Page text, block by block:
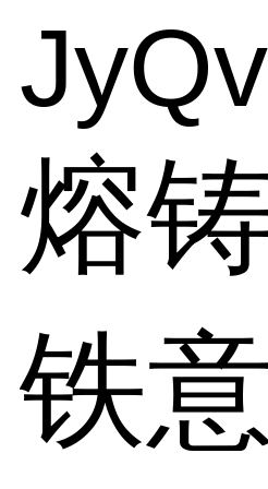
熔
铁意